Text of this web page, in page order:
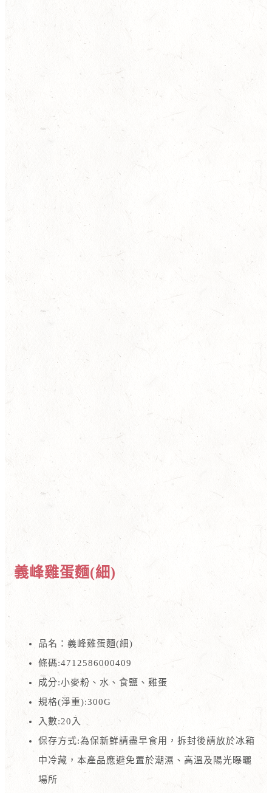
義峰雞蛋麵(細)
品名：義峰雞蛋麵(細)
條碼:4712586000409
成分:小麥粉、水、食鹽、雞蛋
規格(淨重):300G
入數:20入
保存方式:為保新鮮請盡早食用，拆封後請放於冰箱
中冷藏，本產品應避免置於潮濕、高溫及陽光曝曬
場所